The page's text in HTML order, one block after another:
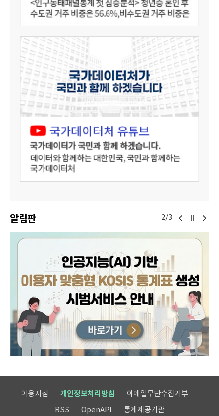
알림판 2/3
이용지침 개인정보처리방침
이메일무단수집거부
RSS
OpenAPI 통계제공기관